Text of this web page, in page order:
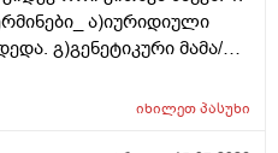
ა)იურიდიული
გ)გენეტიკური მამა/
აქტიურად
იხილეთპასუხი